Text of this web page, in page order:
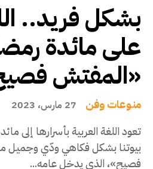
بشكل فريد..
على مائدة
«المفتش
منوعات وفن 27 مارس، 2023
تعود اللغة العربية بأسرارها إلى
بيوتنا بشكل فكاهي ودّي وجميل
فصيح»، الذي يدخل عامه...